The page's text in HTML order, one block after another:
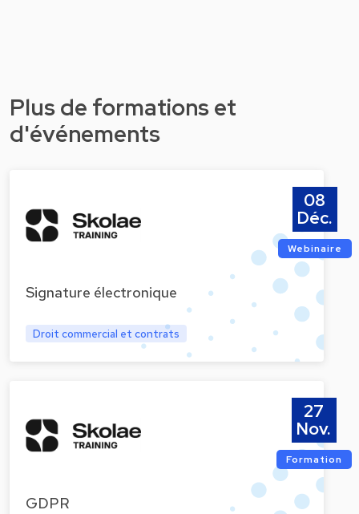
Plus de formations et
d'événements
Signature électronique
Droit commercial et contrats
08
Déc.
Webinaire
GDPR
27
Nov.
Formation